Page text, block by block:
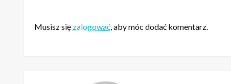
Musisz się zalogować, aby móc dodać komentarz.